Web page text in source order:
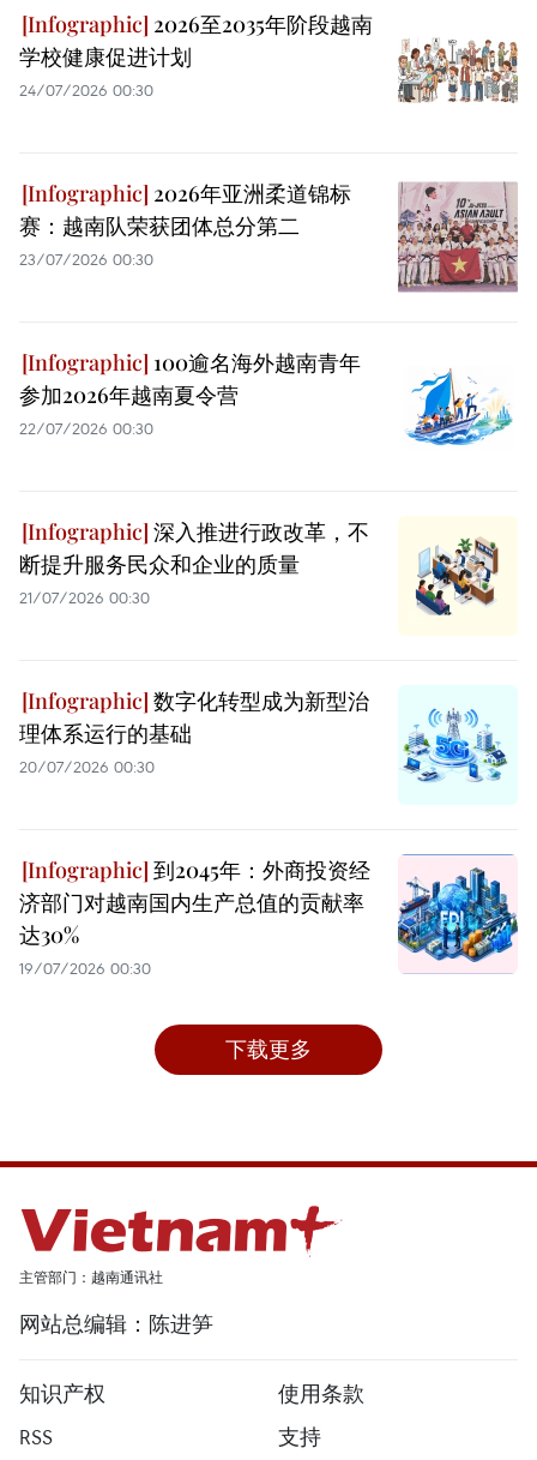
2026至2035年阶段越南
学校健康促进计划
24/07/2026 00:30
2026年亚洲柔道锦标
赛：越南队荣获团体总分第二
23/07/2026 00:30
100逾名海外越南青年
参加2026年越南夏令营
22/07/2026 00:30
深入推进行政改革，不
断提升服务民众和企业的质量
21/07/2026 00:30
数字化转型成为新型治
理体系运行的基础
20/07/2026 00:30
到2045年：外商投资经
济部门对越南国内生产总值的贡献率
达30%
19/07/2026 00:30
下载更多
主管部门：越南通讯社
网站总编辑：陈进笋
知识产权
使用条款
RSS
支持